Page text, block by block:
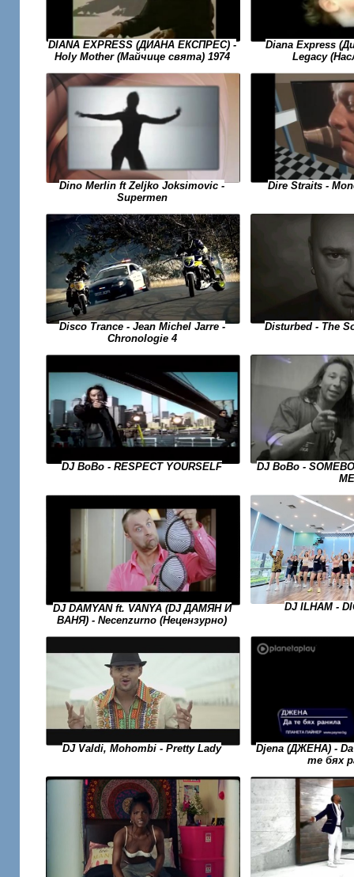
DIANA EXPRESS (ДИАНА ЕКСПРЕС) -
Holy Mother (Майчице свята) 1974
Diana Express
Legacy
Dino Merlin ft Zeljko Joksimovic -
Supermen
Dire Straits -
Disco Trance - Jean Michel Jarre -
Chronologie 4
Disturbed - The
DJ BoBo - RESPECT YOURSELF
DJ BoBo -
ME
DJ DAMYAN ft. VANYA (DJ ДАМЯН И
ВАНЯ) - Necenzurno (Нецензурно)
DJ ILHAM -
DJ Valdi, Mohombi - Pretty Lady
Djena (ДЖЕНА) -
те бях